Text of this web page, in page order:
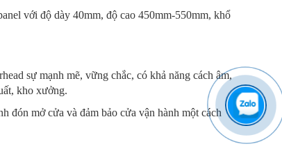
với độ dày 40mm, độ cao 450mm-550mm, khổ
sự mạnh mẽ, vững chắc, có khả năng cách âm,
kho xưởng.
đón mở cửa và đảm bảo cửa vận hành một cách